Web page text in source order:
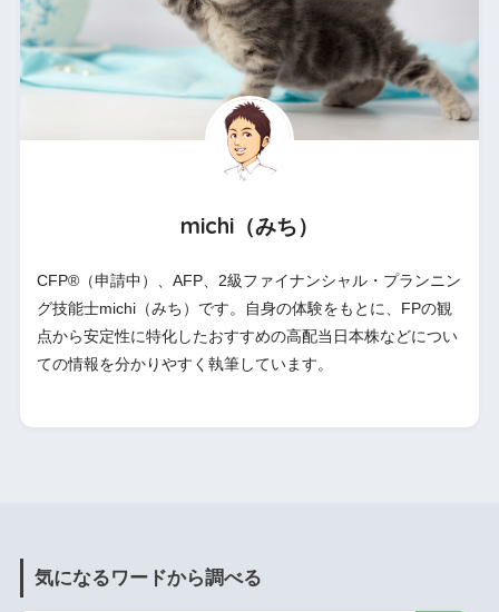
michi（みち）
CFP®（申請中）、AFP、2級ファイナンシャル・プランニン
グ技能士michi（みち）です。自身の体験をもとに、FPの観
点から安定性に特化したおすすめの高配当日本株などについ
ての情報を分かりやすく執筆しています。
気になるワードから調べる